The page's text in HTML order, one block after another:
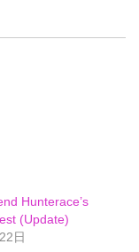
Hunterace’s
(Update)
日